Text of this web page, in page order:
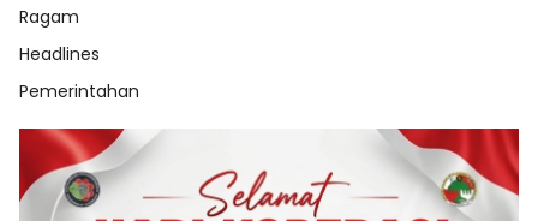
Ragam
Headlines
Pemerintahan